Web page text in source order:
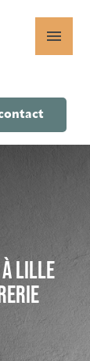
menu
LILLE